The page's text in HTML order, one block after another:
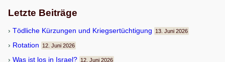
Letzte Beiträge
Töd­li­che Kür­zun­gen und Kriegsertüchtigung 13. Juni 2026
Rota­tion 12. Juni 2026
Was ist los in Israel? 12. Juni 2026